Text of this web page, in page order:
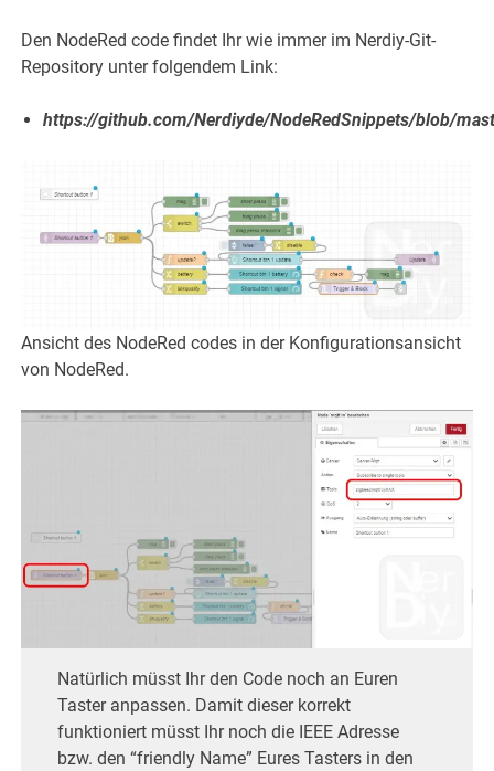
Den NodeRed code findet Ihr wie immer im Nerdiy-Git-
Repository unter folgendem Link:
https://github.com/Nerdiyde/NodeRedSnippets/blob/
Ansicht des NodeRed codes in der Konfigurationsansicht
von NodeRed.
Natürlich müsst Ihr den Code noch an Euren
Taster anpassen. Damit dieser korrekt
funktioniert müsst Ihr noch die IEEE Adresse
bzw. den “friendly Name” Eures Tasters in den